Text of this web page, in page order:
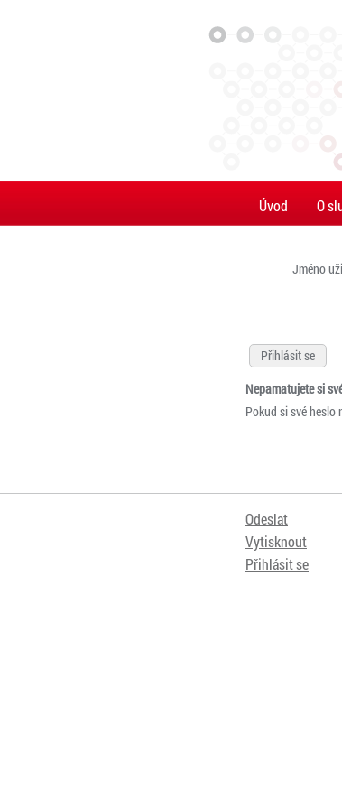
Úvod O
Jméno
Nepamatujete si
Pokud si své heslo
Odeslat
Vytisknout
Přihlásit se